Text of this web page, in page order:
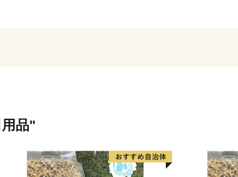
産するメーカーが本社を置き、キャン
いたします。「ものづくりのまち」を
手に取ったり、豊かな自然の恵みをご賞
品"